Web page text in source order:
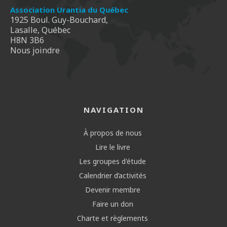
Association Urantia du Québec
1925 Boul. Guy-Bouchard,
Lasalle, Québec
H8N 3B6
Nous joindre
NAVIGATION
À propos de nous
Lire le livre
Les groupes d'étude
Calendrier d’activités
Devenir membre
Faire un don
Charte et règlements